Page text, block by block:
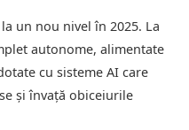
un nou nivel în 2025. La
autonome, alimentate
cu sisteme AI care
și învață obiceiurile